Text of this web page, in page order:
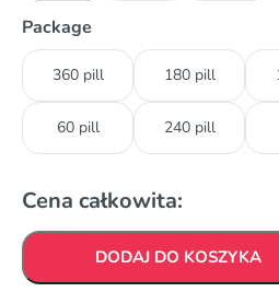
Package
360 pill 180 pill
60 pill 240 pill
Cena całkowita:
DODAJ DO KOSZYKA